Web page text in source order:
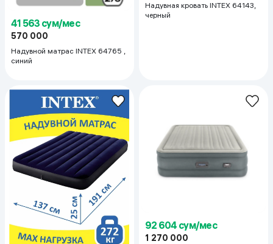
41 563 сум/мес
570 000
Надувной матрас INTEX 64765 ,
синий
Надувная кровать INTEX 64143,
черный
92 604 сум/мес
1 270 000